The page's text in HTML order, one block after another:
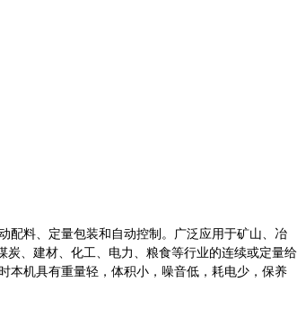
配料、定量包装和自动控制。广泛应用于矿山、冶
、建材、化工、电力、粮食等行业的连续或定量给
本机具有重量轻，体积小，噪音低，耗电少，保养